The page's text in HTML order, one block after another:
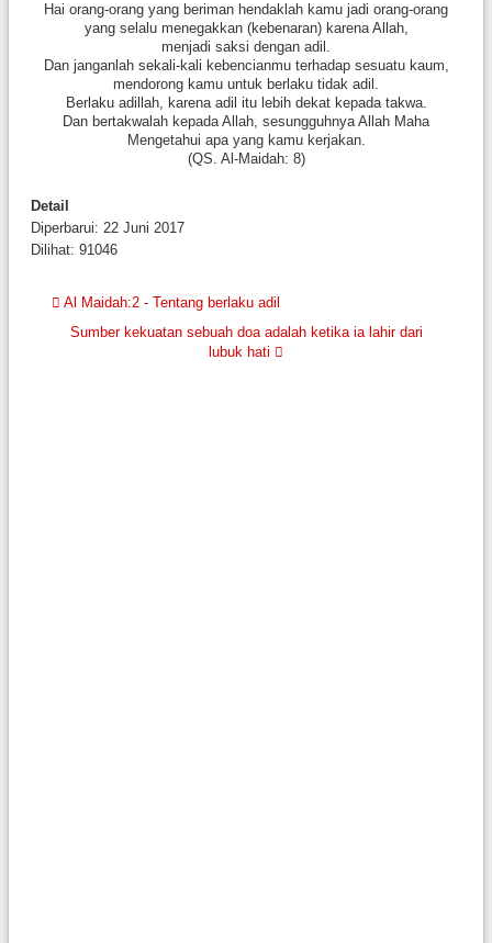
Hai orang-orang yang beriman hendaklah kamu jadi orang-orang
yang selalu menegakkan (kebenaran) karena Allah,
menjadi saksi dengan adil.
Dan janganlah sekali-kali kebencianmu terhadap sesuatu kaum,
mendorong kamu untuk berlaku tidak adil.
Berlaku adillah, karena adil itu lebih dekat kepada takwa.
Dan bertakwalah kepada Allah, sesungguhnya Allah Maha
Mengetahui apa yang kamu kerjakan.
(QS. Al-Maidah: 8)
Detail
Diperbarui: 22 Juni 2017
Dilihat: 91046
Al Maidah:2 - Tentang berlaku adil
Sumber kekuatan sebuah doa adalah ketika ia lahir dari
lubuk hati